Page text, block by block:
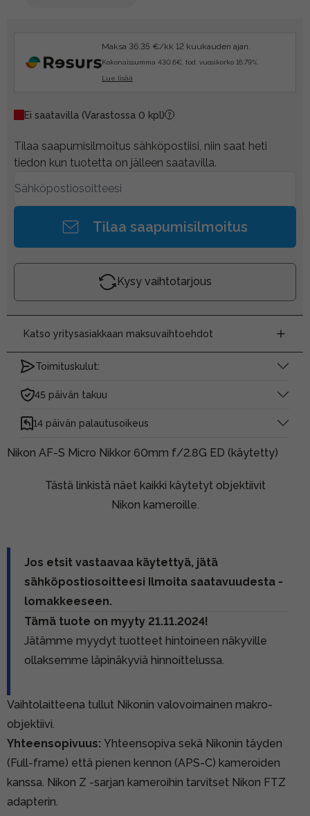
Maksa 36.35 €/kk 12 kuukauden ajan.
Kokonaissumma 430.6€, tod. vuosikorko 16.79%.
Lue lisää
Ei saatavilla (Varastossa 0 kpl)
Tilaa saapumisilmoitus sähköpostiisi, niin saat heti
tiedon kun tuotetta on jälleen saatavilla.
Tilaa saapumisilmoitus
Kysy vaihtotarjous
Katso yritysasiakkaan maksuvaihtoehdot
Toimituskulut:
45 päivän takuu
14 päivän palautusoikeus
Nikon AF-S Micro Nikkor 60mm f/2.8G ED (käytetty)
Tästä linkistä näet kaikki käytetyt objektiivit
Nikon kameroille.
Jos etsit vastaavaa käytettyä, jätä
sähköpostiosoitteesi Ilmoita saatavuudesta -
lomakkeeseen.
Tämä tuote on myyty 21.11.2024!
Jätämme myydyt tuotteet hintoineen näkyville
ollaksemme läpinäkyviä hinnoittelussa.
Vaihtolaitteena tullut Nikonin valovoimainen makro-
objektiivi.
Yhteensopivuus: Yhteensopiva sekä Nikonin täyden
(Full-frame) että pienen kennon (APS-C) kameroiden
kanssa. Nikon Z -sarjan kameroihin tarvitset Nikon FTZ
adapterin.